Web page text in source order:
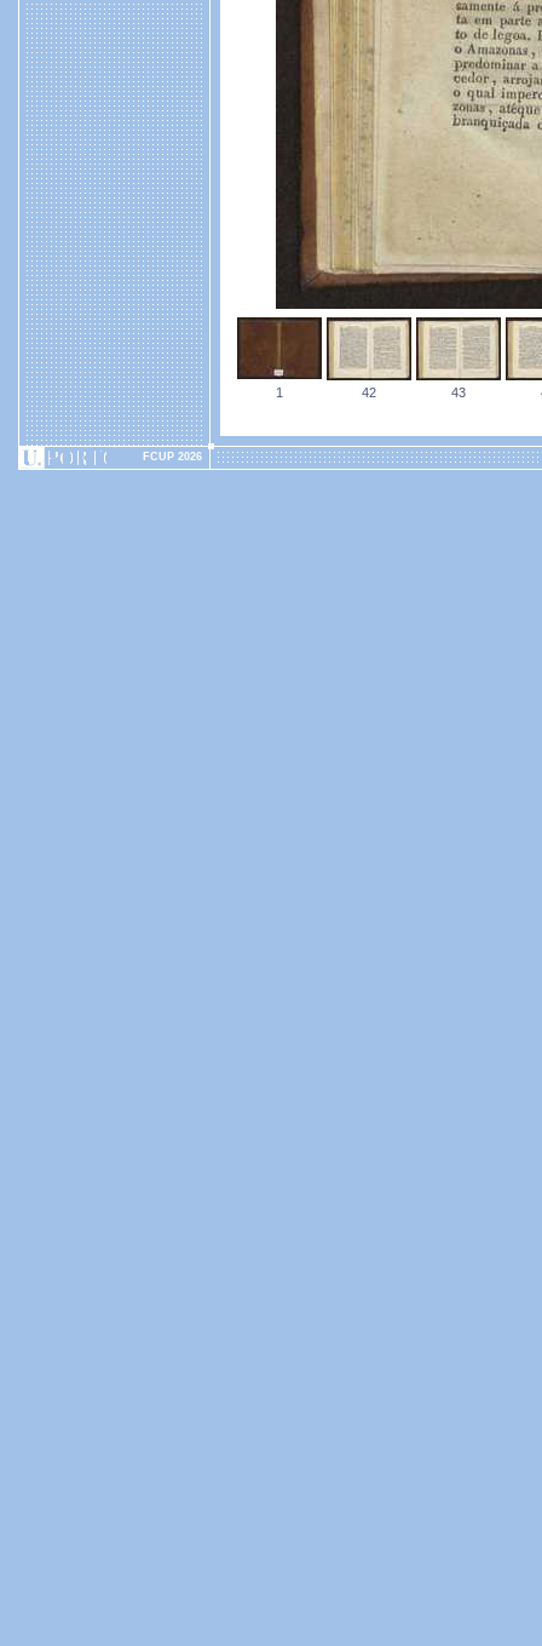
1 42 43
FCUP 2026